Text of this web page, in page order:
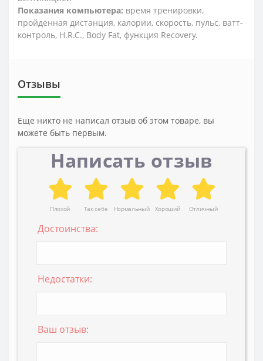
Показания компьютера: время тренировки,
пройденная дистанция, калории, скорость, пульс, ватт-
контроль, H.R.C., Body Fat, функция Recovery.
Отзывы
Еще никто не написал отзыв об этом товаре, вы
можете быть первым.
Написать отзыв
Плохой Так себе Нормальный Хороший Отличный
Достоинства:
Недостатки:
Ваш отзыв: